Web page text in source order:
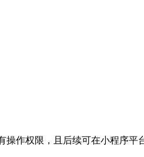
作权限，且后续可在小程序平